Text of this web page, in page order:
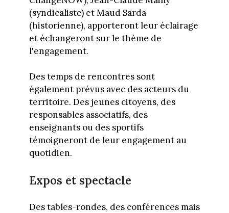
(syndicaliste) et Maud Sarda
(historienne), apporteront leur éclairage
et échangeront sur le thème de
l'engagement.
Des temps de rencontres sont
également prévus avec des acteurs du
territoire. Des jeunes citoyens, des
responsables associatifs, des
enseignants ou des sportifs
témoigneront de leur engagement au
quotidien.
Expos et spectacle
Des tables-rondes, des conférences mais